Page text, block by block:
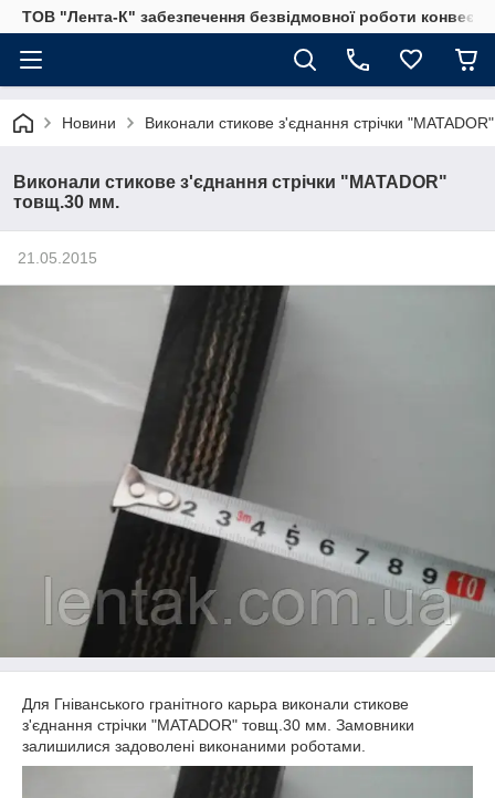
ТОВ "Лента-К" забезпечення безвідмовної роботи
Новини Виконали стикове з'єднання стрічки
Виконали стикове з'єднання стрічки "MATADOR"
товщ.30 мм.
21.05.2015
Для Гніванського гранітного карьра виконали стикове
з'єднання стрічки "MATADOR" товщ.30 мм. Замовники
залишилися задоволені виконаними роботами.